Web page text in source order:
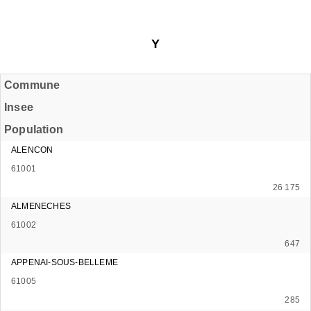
Y
Commune
Insee
Population
ALENCON
61001
26 175
ALMENECHES
61002
647
APPENAI-SOUS-BELLEME
61005
285